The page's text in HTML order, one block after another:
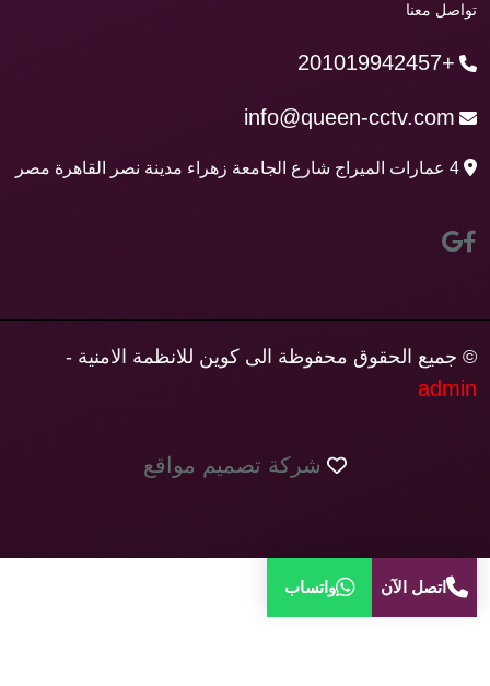
تواصل معنا
+201019942457
info@queen-cctv.com
4 عمارات الميراج شارع الجامعة زهراء مدينة نصر القاهرة مصر
© جميع الحقوق محفوظة الى كوين للانظمة الامنية -
admin
شركة تصميم مواقع
اتصل الآن واتساب